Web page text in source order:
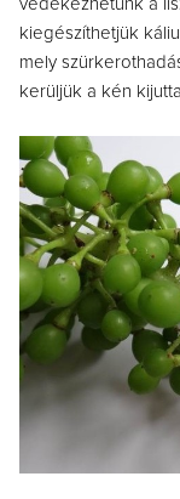
védekezhetünk a
kiegészíthetjük
mely
kerüljük a kén